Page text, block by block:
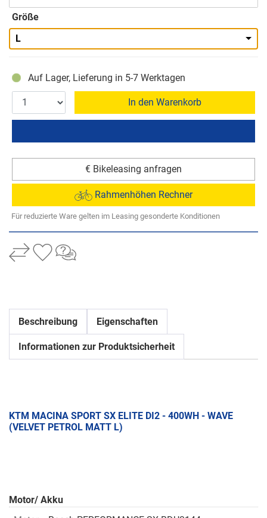
Größe
L
Auf Lager, Lieferung in 5-7 Werktagen
In den Warenkorb
€ Bikeleasing anfragen
Rahmenhöhen Rechner
Für reduzierte Ware gelten im Leasing gesonderte Konditionen
Beschreibung Eigenschaften
Informationen zur Produktsicherheit
KTM MACINA SPORT SX ELITE DI2 - 400WH - WAVE
(VELVET PETROL MATT L)
Motor/ Akku